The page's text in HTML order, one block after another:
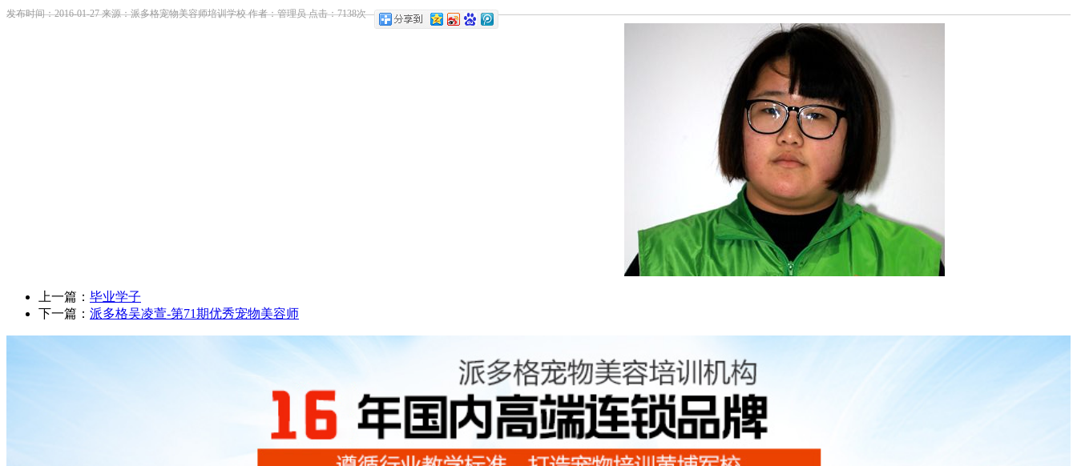
发布时间：2016-01-27 来源：派多格宠物美容师培训学校 作者：管理员 点击：7138次
上一篇： 毕业学子
下一篇： 派多格吴凌萱-第71期优秀宠物美容师